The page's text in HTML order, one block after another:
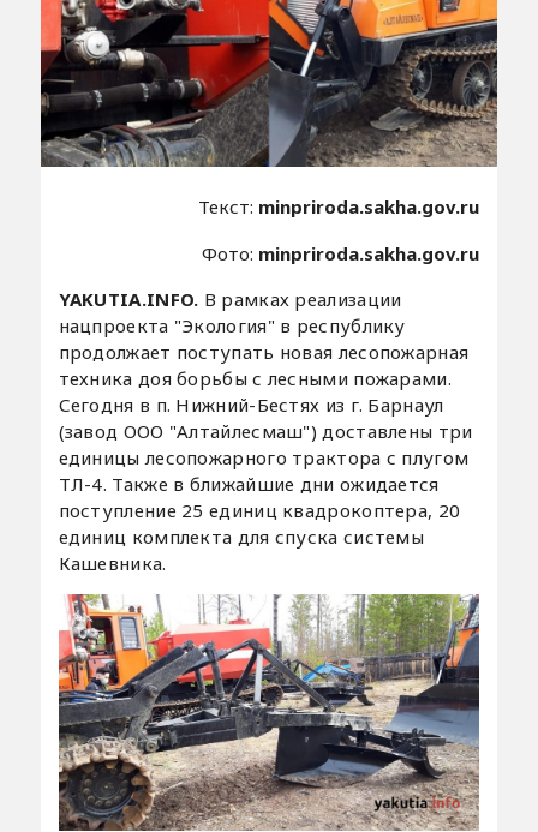
Текст: minpriroda.sakha.gov.ru
Фото: minpriroda.sakha.gov.ru
YAKUTIA.INFO. В рамках реализации
нацпроекта "Экология" в республику
продолжает поступать новая лесопожарная
техника доя борьбы с лесными пожарами.
Сегодня в п. Нижний-Бестях из г. Барнаул
(завод ООО "Алтайлесмаш") доставлены три
единицы лесопожарного трактора с плугом
ТЛ-4. Также в ближайшие дни ожидается
поступление 25 единиц квадрокоптера, 20
единиц комплекта для спуска системы
Кашевника.